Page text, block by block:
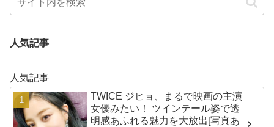
人気記事
人気記事
TWICE ジヒョ、まるで映画の主演
女優みたい！ ツインテール姿で透
明感あふれる魅力を大放出[写真あ